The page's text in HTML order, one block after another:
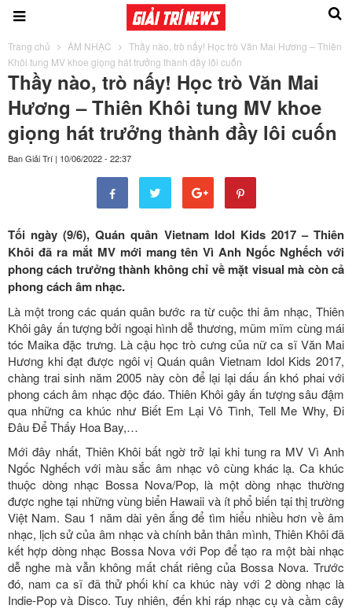
Trang chủ ÂM NHẠC
Thầy nào, trò nấy! Học trò Văn Mai Hương – Thiên
Khôi tung MV khoe giọng hát trưởng thành đầy lôi cuốn
Thầy nào, trò nấy! Học trò Văn Mai
Hương – Thiên Khôi tung MV khoe
giọng hát trưởng thành đầy lôi cuốn
Ban Giải Trí | 10/06/2022 - 22:37
Tối ngày (9/6), Quán quân Vietnam Idol Kids 2017 – Thiên
Khôi đã ra mắt MV mới mang tên Vì Anh Ngốc Nghếch với
phong cách trưởng thành không chỉ về mặt visual mà còn cả
phong cách âm nhạc.
Là một trong các quán quân bước ra từ cuộc thi âm nhạc, Thiên
Khôi gây ấn tượng bởi ngoại hình dễ thương, mũm mĩm cùng mái
tóc Maika đặc trưng. Là cậu học trò cưng của nữ ca sĩ Văn Mai
Hương khi đạt được ngôi vị Quán quân Vietnam Idol Kids 2017,
chàng trai sinh năm 2005 này còn để lại lại dấu ấn khó phai với
phong cách âm nhạc độc đáo. Thiên Khôi gây ấn tượng sâu đậm
qua những ca khúc như Biết Em Lại Vô Tình, Tell Me Why, Đi
Đâu Để Thấy Hoa Bay,…
Mới đây nhất, Thiên Khôi bất ngờ trở lại khi tung ra MV Vì Anh
Ngốc Nghếch với màu sắc âm nhạc vô cùng khác lạ. Ca khúc
thuộc dòng nhạc Bossa Nova/Pop, là một dòng nhạc thường
được nghe tại những vùng biển Hawaii và ít phổ biến tại thị trường
Việt Nam. Sau 1 năm dài yên ắng để tìm hiểu nhiều hơn về âm
nhạc, lịch sử của âm nhạc và chính bản thân mình, Thiên Khôi đã
kết hợp dòng nhạc Bossa Nova với Pop để tạo ra một bài nhạc
dễ nghe mà vẫn không mất chất riêng của Bossa Nova. Trước
đó, nam ca sĩ đã thử phối khí ca khúc này với 2 dòng nhạc là
Indie-Pop và Disco. Tuy nhiên, đến khi ráp nhạc cụ và cầm cây